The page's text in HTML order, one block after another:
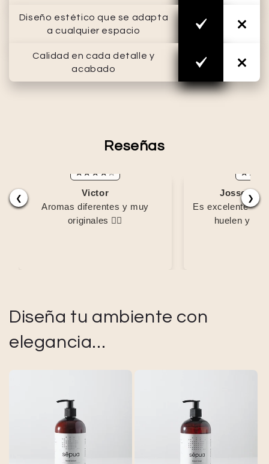
Diseño estético que se adapta
a cualquier espacio
Calidad en cada detalle y
acabado
Reseñas
❮ ❯
Victor
Aromas diferentes y muy
originales 👌🏽
Josselyn
Es excelente me
huelen y la
Diseña tu ambiente con
elegancia...